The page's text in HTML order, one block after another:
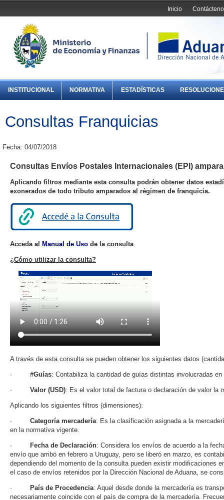
Inicio
INSTITUCIONAL NORMATIVA ESTADÍSTICAS
Consultas Franquicias
Fecha: 04/07/2018
Consultas Envíos Postales Internacionales (EPI)
Aplicando filtros mediante esta consulta podrán obtener datos
exonerados de todo tributo amparados al régimen de franquicia.
Acceda al Manual de Uso de la consulta
¿Cómo utilizar la consulta?
A través de esta consulta se pueden obtener los siguientes datos
· #Guías: Contabiliza la cantidad de guías distintas involucradas
· Valor (USD): Es el valor total de factura o declaración de valor la
Aplicando los siguientes filtros (dimensiones):
· Categoría mercadería: Es la clasificación asignada a la
en la normativa vigente.
· Fecha de Declaración: Considera los envíos de acuerdo a la
envío que arribó en febrero a Uruguay, pero se liberó en marzo, es
dependiendo del momento de la consulta pueden existir modificaciones
el caso de envíos retenidos por la Dirección Nacional de Aduana, se
· País de Procedencia: Aquel desde donde la mercadería es
necesariamente coincide con el país de compra de la mercadería.